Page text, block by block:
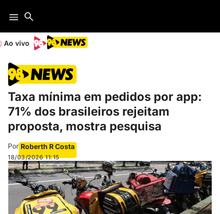
Ao vivo
Taxa mínima em pedidos por app:
71% dos brasileiros rejeitam
proposta, mostra pesquisa
Por Roberth R Costa
18/03/2026 11:15